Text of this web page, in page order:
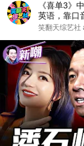
《喜单3》
英语，靠口
秀 #搞笑 #
笑翻天综艺社